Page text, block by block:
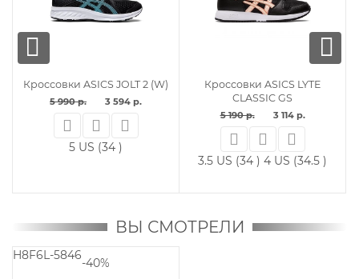
Кроссовки ASICS JOLT 2 (W)
5 990 р. 3 594 р.
5 US (34 )
Кроссовки ASICS LYTE
CLASSIC GS
5 190 р. 3 114 р.
3.5 US (34 ) 4 US (34.5 )
ВЫ СМОТРЕЛИ
H8F6L-5846
-40%